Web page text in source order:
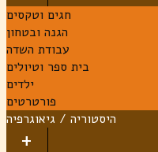
חגים וטקסים
הגנה ובטחון
עבודת השדה
בית ספר וטיולים
ילדים
פורטרטים
היסטוריה / גיאוגרפיה